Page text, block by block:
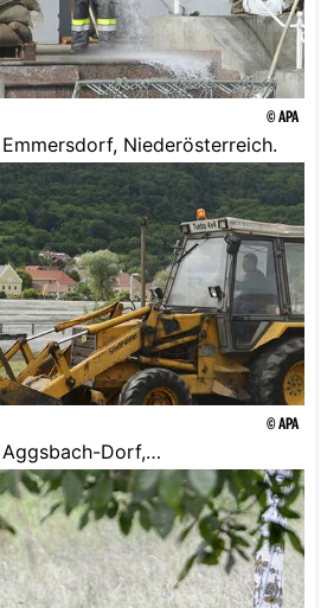
© APA
Niederösterreich.
© APA
Dorf,